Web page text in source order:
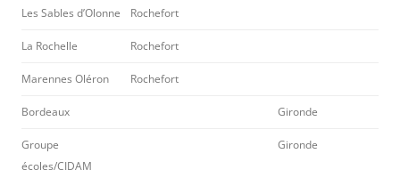
Les Sables d’Olonne Rochefort
La Rochelle Rochefort
Marennes Oléron Rochefort
Bordeaux Gironde
Groupe
écoles/CIDAM
Gironde